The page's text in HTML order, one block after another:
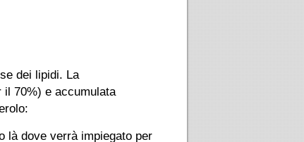
dei lipidi. La
il 70%) e accumulata
là dove verrà impiegato per